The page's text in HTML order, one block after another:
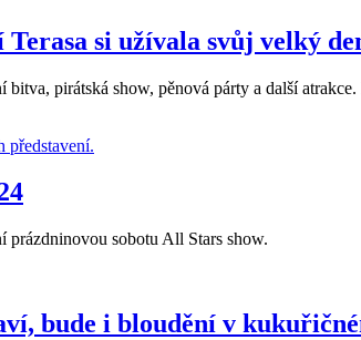
si užívala svůj velký
pirátská show, pěnová párty a další
prázdninovou sobotu All Stars show.
bude i bloudění v